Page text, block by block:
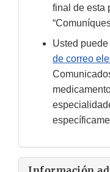
final de esta
Usted
de correo